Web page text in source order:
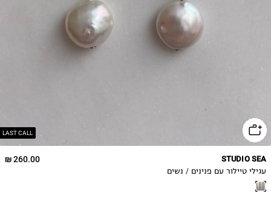
LAST CALL
260.00 ₪ STUDIO SEA
עגילי טיילור עם פנינים / נשים